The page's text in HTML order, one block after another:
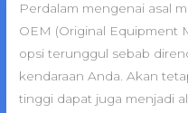
Perdalam mengenai asal
OEM (Original Equipment
opsi terunggul sebab
kendaraan Anda. Akan
tinggi dapat juga menjadi